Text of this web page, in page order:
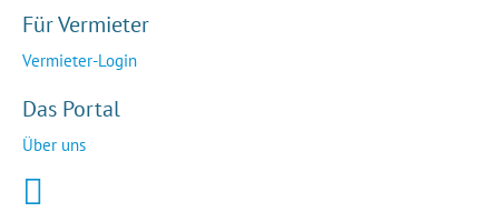
Für Vermieter
Vermieter-Login
Das Portal
Über uns